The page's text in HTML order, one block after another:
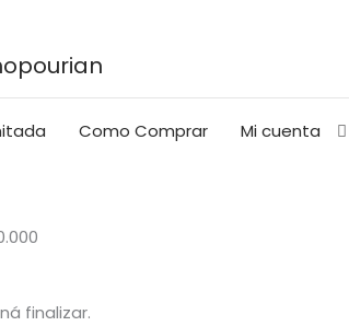
Como Comprar Mi cuenta
finalizar.